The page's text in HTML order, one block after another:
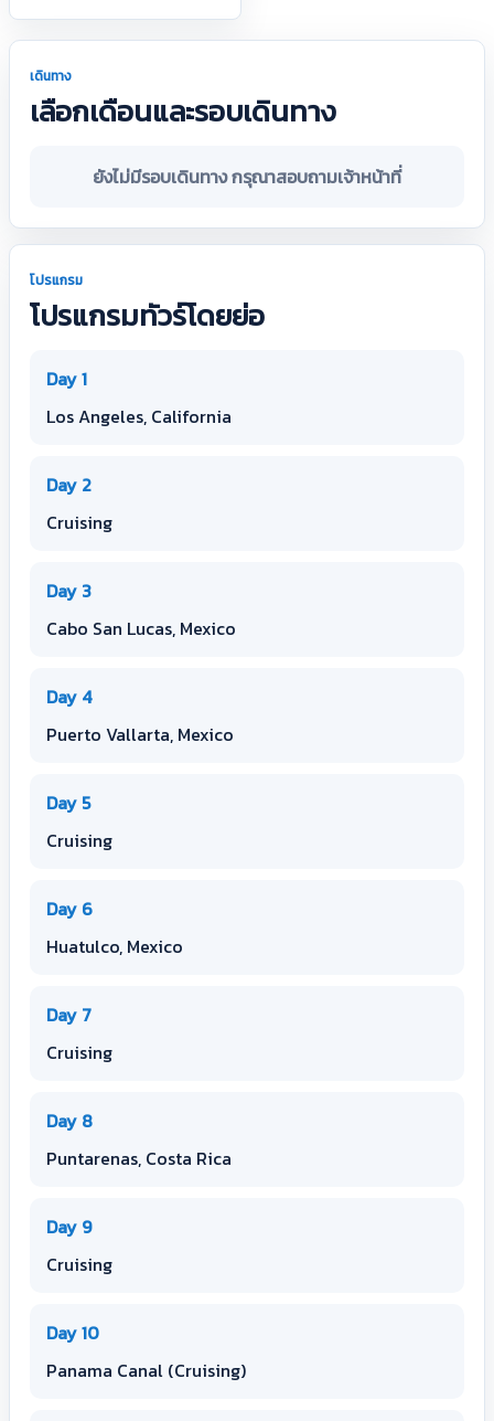
เดินทาง
เลือกเดือนและรอบเดินทาง
ยังไม่มีรอบเดินทาง กรุณาสอบถามเจ้าหน้าที่
โปรแกรม
โปรแกรมทัวร์โดยย่อ
Day 1
Los Angeles, California
Day 2
Cruising
Day 3
Cabo San Lucas, Mexico
Day 4
Puerto Vallarta, Mexico
Day 5
Cruising
Day 6
Huatulco, Mexico
Day 7
Cruising
Day 8
Puntarenas, Costa Rica
Day 9
Cruising
Day 10
Panama Canal (Cruising)